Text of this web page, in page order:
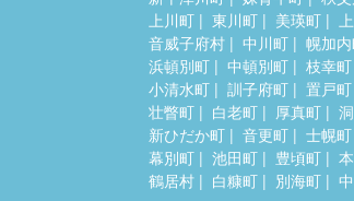
上川町
東川町 美瑛町
音威子府村
中川町 幌加
浜頓別町
中頓別町 枝幸町
小清水町
訓子府町 置戸町
壮瞥町
白老町 厚真町
新ひだか町
音更町 士幌町
幕別町
池田町 豊頃町
鶴居村
白糠町 別海町